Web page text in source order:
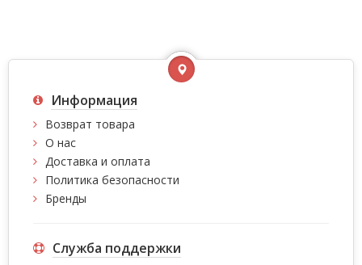
Информация
Возврат товара
О нас
Доставка и оплата
Политика безопасности
Бренды
Служба поддержки